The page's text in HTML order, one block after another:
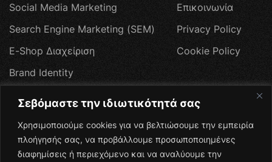
Σεβόμαστε την ιδιωτικότητά σας
Χρησιμοποιούμε cookies για να βελτιώσουμε την εμπειρία
πλοήγησής σας, να προβάλλουμε προσωποποιημένες
διαφημίσεις ή περιεχόμενο και να αναλύουμε την
Social Media Marketing
Search Engine Marketing (SEM)
E-Shop Διαχείριση
Brand Identity
Επικοινωνία
Privacy Policy
Cookie Policy
Social Media